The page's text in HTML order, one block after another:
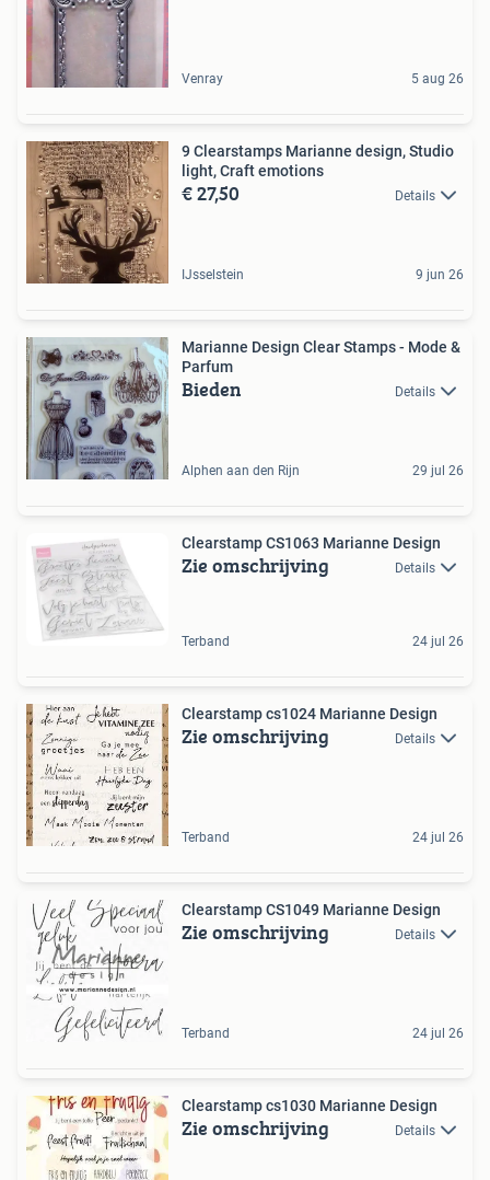
Venray 5 aug 26
9 Clearstamps Marianne design, Studio
light, Craft emotions
€ 27,50 Details
IJsselstein 9 jun 26
Marianne Design Clear Stamps - Mode &
Parfum
Bieden Details
Alphen aan den Rijn 29 jul 26
Clearstamp CS1063 Marianne Design
Zie omschrijving Details
Terband 24 jul 26
Clearstamp cs1024 Marianne Design
Zie omschrijving Details
Terband 24 jul 26
Clearstamp CS1049 Marianne Design
Zie omschrijving Details
Terband 24 jul 26
Clearstamp cs1030 Marianne Design
Zie omschrijving Details